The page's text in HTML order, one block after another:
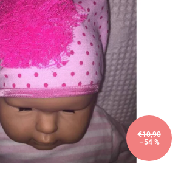
€10,90
–54 %